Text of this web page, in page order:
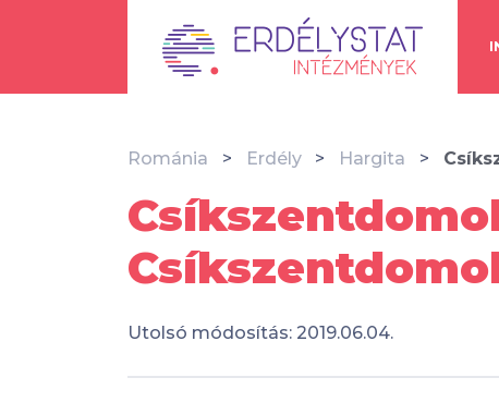
Románia Erdély Hargita
Utolsó módosítás: 2019.06.04.